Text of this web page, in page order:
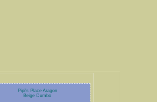
Pipi's Place Aragon
Beige Dumbo